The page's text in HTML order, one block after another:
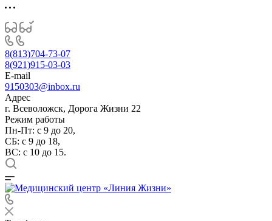
8(813)704-73-07
8(921)915-03-03
E-mail
9150303@inbox.ru
Адрес
г. Всеволожск, Дорога Жизни 22
Режим работы
Пн-Пт: с 9 до 20,
СБ: с 9 до 18,
ВС: с 10 до 15.